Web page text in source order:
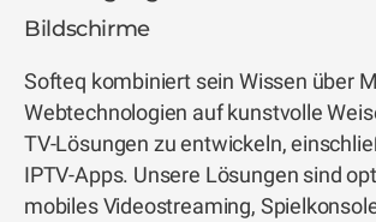
Bildschirme
Softeq kombiniert sein Wissen über
Webtechnologien auf kunstvolle
TV-Lösungen zu entwickeln,
IPTV-Apps. Unsere Lösungen sind
mobiles Videostreaming,